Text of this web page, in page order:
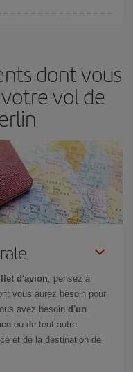
dont vous
vol de
d'avion, pensez à
vous aurez besoin pour
avez besoin d'un
ou de tout autre
et de la destination de